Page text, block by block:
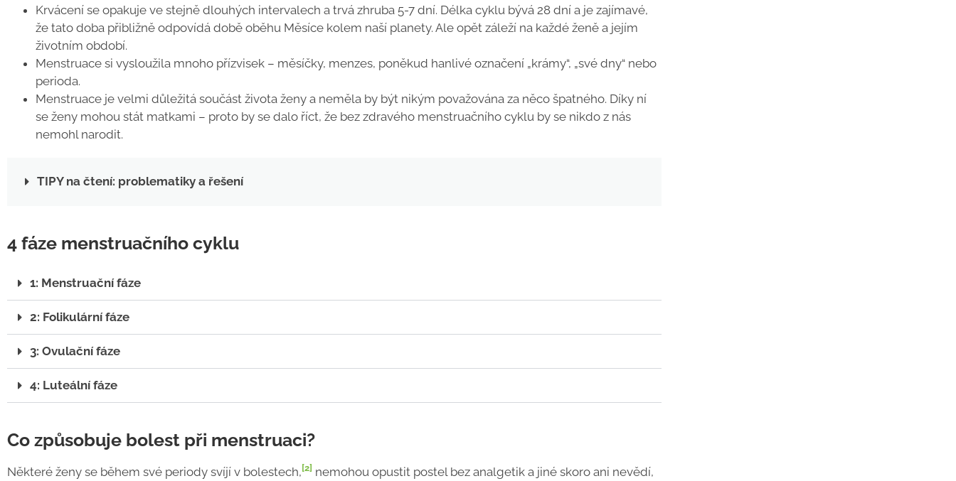
Krvácení se opakuje ve stejně dlouhých intervalech a trvá zhruba 5-7 dní. Délka cyklu bývá 28 dní a je zajímavé,
že tato doba přibližně odpovídá době oběhu Měsíce kolem naší planety. Ale opět záleží na každé ženě a jejím
životním období.
Menstruace si vysloužila mnoho přízvisek – měsíčky, menzes, poněkud hanlivé označení „krámy“, „své dny“ nebo
perioda.
Menstruace je velmi důležitá součást života ženy a neměla by být nikým považována za něco špatného. Díky ní
se ženy mohou stát matkami – proto by se dalo říct, že bez zdravého menstruačního cyklu by se nikdo z nás
nemohl narodit.
TIPY na čtení: problematiky a řešení
4 fáze menstruačního cyklu
1: Menstruační fáze
2: Folikulární fáze
3: Ovulační fáze
4: Luteální fáze
Co způsobuje bolest při menstruaci?
Některé ženy se během své periody svíjí v bolestech, [2] nemohou opustit postel bez analgetik a jiné skoro ani nevědí,